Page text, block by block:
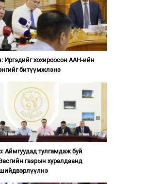
Иргэдийг хохироосон ААН-ийн
битүүмжлэнэ
Аймгуудад тулгамдаж буй
газрын хуралдаанд